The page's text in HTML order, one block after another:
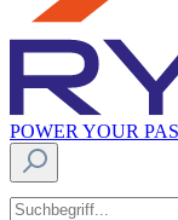
POWER YOUR